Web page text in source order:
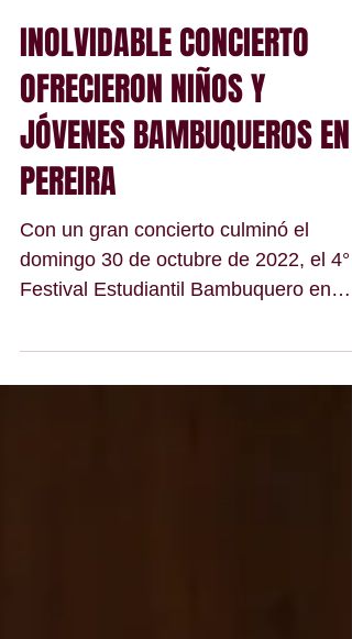
31 oct 2022
INOLVIDABLE CONCIERTO
OFRECIERON NIÑOS Y
JÓVENES BAMBUQUEROS EN
PEREIRA
Con un gran concierto culminó el
Festival Estudiantil Bambuquero en
Pereira, evento que por primera...